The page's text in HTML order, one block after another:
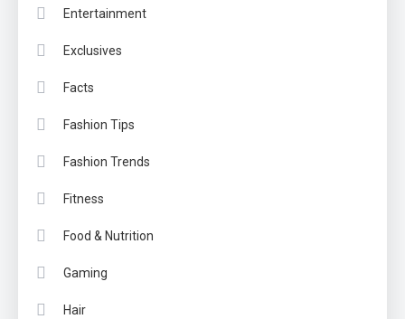
Entertainment
Exclusives
Facts
Fashion Tips
Fashion Trends
Fitness
Food & Nutrition
Gaming
Hair